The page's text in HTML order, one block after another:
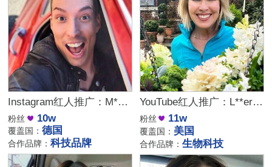
Instagram红人推广：M***a｜德国 科技
粉丝 10w
覆盖国：德国
合作品牌：科技品牌
YouTube红人推广：L**er｜美国 生活
粉丝 11w
覆盖国： 美国
合作品牌：生物科技